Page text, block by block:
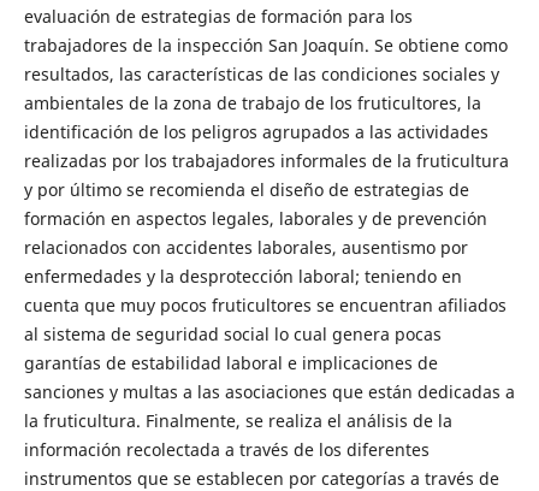
evaluación de estrategias de formación para los
trabajadores de la inspección San Joaquín. Se obtiene como
resultados, las características de las condiciones sociales y
ambientales de la zona de trabajo de los fruticultores, la
identificación de los peligros agrupados a las actividades
realizadas por los trabajadores informales de la fruticultura
y por último se recomienda el diseño de estrategias de
formación en aspectos legales, laborales y de prevención
relacionados con accidentes laborales, ausentismo por
enfermedades y la desprotección laboral; teniendo en
cuenta que muy pocos fruticultores se encuentran afiliados
al sistema de seguridad social lo cual genera pocas
garantías de estabilidad laboral e implicaciones de
sanciones y multas a las asociaciones que están dedicadas a
la fruticultura. Finalmente, se realiza el análisis de la
información recolectada a través de los diferentes
instrumentos que se establecen por categorías a través de